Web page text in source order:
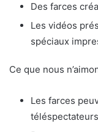
Des farces
Les vidéos
spéciaux
Ce que nous
Les farces